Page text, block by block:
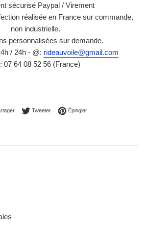
sécurisé Paypal / Virement
réalisée en France sur commande,
non industrielle.
personnalisées sur demande.
/ 24h - @: rideauvoile@gmail.com
07 64 08 52 56 (France)
Partager sur Facebook
TweeterTweeter sur Twitter
ÉpinglerÉpingler sur Pinterest